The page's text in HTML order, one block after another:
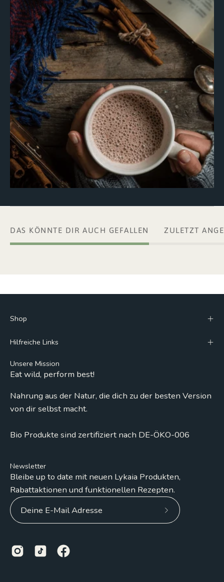
DAS KÖNNTE DIR AUCH GEFALLEN ZULETZT
Shop
Hilfreiche Links
Unsere Mission
Eat wild, perform best!
Nahrung aus der Natur, die dich zu der besten Version
von dir selbst macht.
Bio Produkte sind zertifiziert nach DE-ÖKO-006
Newsletter
Bleibe up to date mit neuen Lykaia Produkten,
Rabattaktionen und funktionellen Rezepten.
Abonniere